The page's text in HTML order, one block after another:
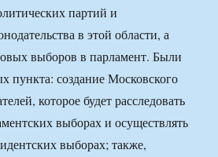
партий и
в этой области, а
выборов в парламент. Были
пункта: создание Московского
которое будет расследовать
выборах и осуществлять
выборах; также,